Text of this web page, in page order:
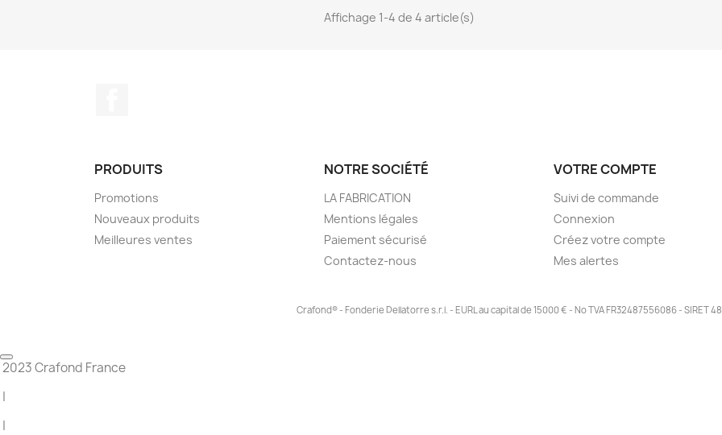
Affichage 1-4 de 4 article(s)
PRODUITS
Promotions
Nouveaux produits
Meilleures ventes
NOTRE SOCIÉTÉ
LA FABRICATION
Mentions légales
Paiement sécurisé
Contactez-nous
VOTRE COMPTE
Suivi de commande
Connexion
Créez votre compte
Mes alertes
Crafond® - Fonderie Dellatorre s.r.l. - EURL au capital de 15000 € - No TVA FR32487556086 - SIRET
2023 Crafond France
|
|